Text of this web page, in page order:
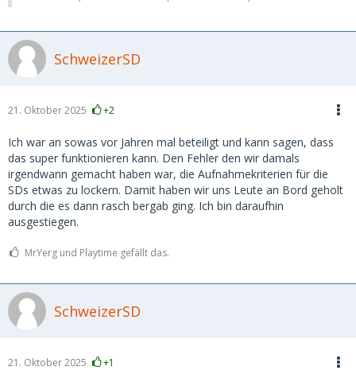
SchweizerSD
21. Oktober 2025 +2
Ich war an sowas vor Jahren mal beteiligt und kann sagen, dass
das super funktionieren kann. Den Fehler den wir damals
irgendwann gemacht haben war, die Aufnahmekriterien für die
SDs etwas zu lockern. Damit haben wir uns Leute an Bord geholt
durch die es dann rasch bergab ging. Ich bin daraufhin
ausgestiegen.
MrYerg und Playtime gefällt das.
SchweizerSD
21. Oktober 2025 +1